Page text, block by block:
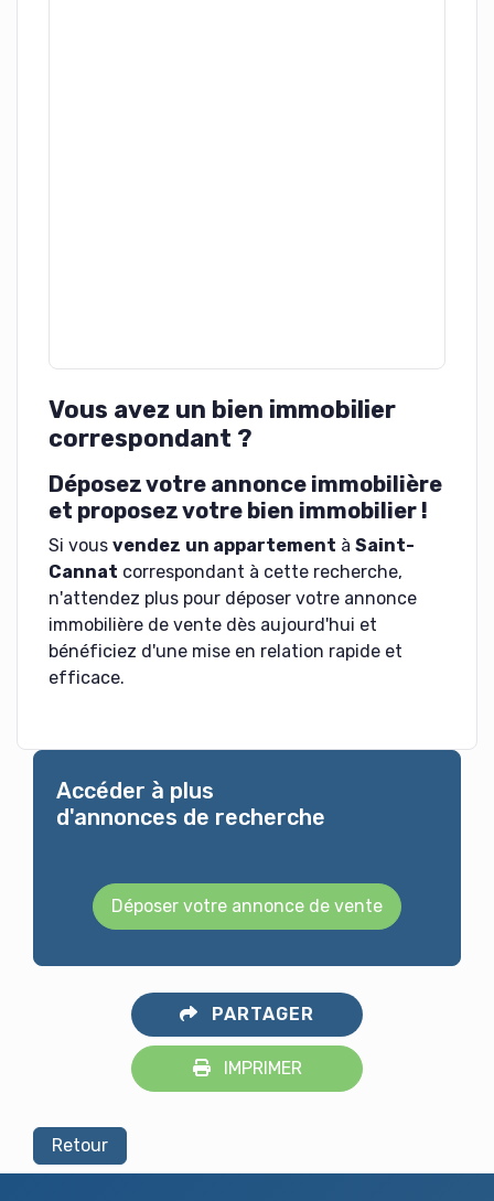
Vous avez un bien immobilier
correspondant ?
Déposez votre annonce immobilière
et proposez votre bien immobilier !
Si vous vendez un appartement à Saint-
Cannat correspondant à cette recherche,
n'attendez plus pour déposer votre annonce
immobilière de vente dès aujourd'hui et
bénéficiez d'une mise en relation rapide et
efficace.
Accéder à plus
d'annonces de recherche
Déposer votre annonce de vente
PARTAGER
IMPRIMER
Retour